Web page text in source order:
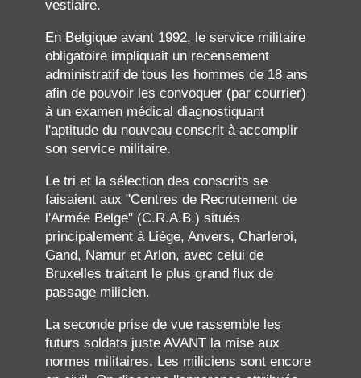
vestiaire.
En Belgique avant 1992, le service militaire
obligatoire impliquait un recensement
administratif de tous les hommes de 18 ans
afin de pouvoir les convoquer (par courrier)
à un examen médical diagnostiquant
l'aptitude du nouveau conscrit à accomplir
son service militaire.
Le tri et la sélection des conscrits se
faisaient aux "Centres de Recrutement de
l'Armée Belge" (C.R.A.B.) situés
principalement à Liège, Anvers, Charleroi,
Gand, Namur et Arlon, avec celui de
Bruxelles traitant le plus grand flux de
passage milicien.
La seconde prise de vue rassemble les
futurs soldats juste AVANT la mise aux
normes militaires. Les miliciens sont encore